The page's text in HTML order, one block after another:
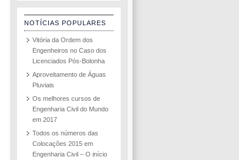
NOTÍCIAS POPULARES
Vitória da Ordem dos
Engenheiros no Caso dos
Licenciados Pós-Bolonha
Aproveitamento de Águas
Pluviais
Os melhores cursos de
Engenharia Civil do Mundo
em 2017
Todos os números das
Colocações 2015 em
Engenharia Civil – O início